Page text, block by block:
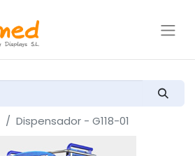
Dispensador - G118-01